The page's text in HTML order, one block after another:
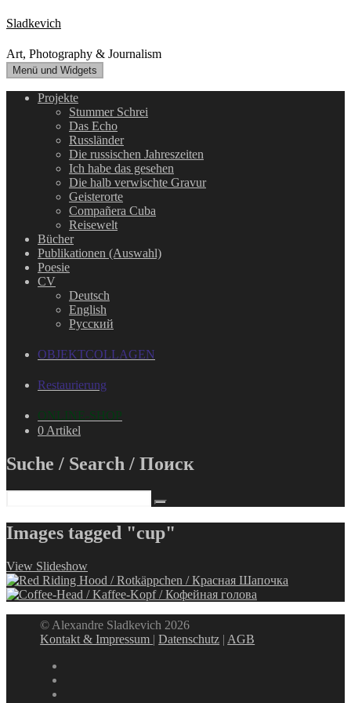
Zum
Inhalt
springen
Sladkevich
Art, Photography & Journalism
Menü und Widgets
Projekte
Stummer Schrei
Das Echo
Russländer
Die russischen Jahreszeiten
Ich habe das gesehen
Die halb verwischte Gravur
Geisterorte
Compañera Cuba
Reisewelt
Bücher
Publikationen (Auswahl)
Poesie
CV
Deutsch
English
Русский
OBJEKTCOLLAGEN
Restaurierung
ONLINE-SHOP
0 Artikel
Suche / Search / Поиск
Images tagged "cup"
View Slideshow
© Alexandre Sladkevich 2026
Kontakt & Impressum |Datenschutz | AGB